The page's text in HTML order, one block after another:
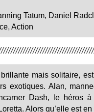
Tatum, Daniel
Action
mais solitaire,
exotiques. Alan,
Dash, le héros
Alors qu’elle est